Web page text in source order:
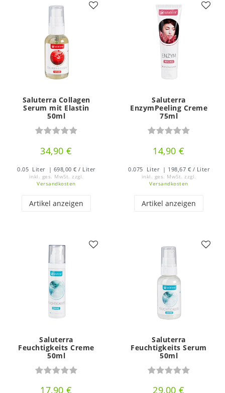
Saluterra Collagen
Serum mit Elastin
50ml
34,90 €
0.05 Liter | 698,00 € / Liter
inkl. ges. MwSt. zzgl.
Versandkosten
Artikel anzeigen
Saluterra
EnzymPeeling Creme
75ml
14,90 €
0.075 Liter | 198,67 € / Liter
inkl. ges. MwSt. zzgl.
Versandkosten
Artikel anzeigen
Saluterra
Feuchtigkeits Creme
50ml
17,90 €
Saluterra
Feuchtigkeits Serum
50ml
29,00 €